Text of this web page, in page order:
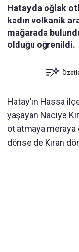
Hatay'da oğlak
kadın volkanik
mağarada
olduğu öğrenildi.
Hatay'ın Hassa
yaşayan Naciye
otlatmaya meraya
dönse de Kıran